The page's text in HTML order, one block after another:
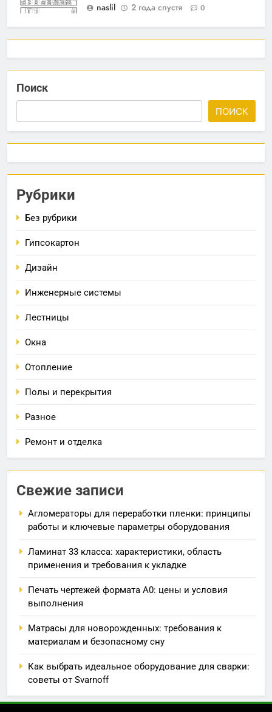
naslil
2 года спустя 0
Поиск
ПОИСК
Рубрики
Без рубрики
Гипсокартон
Дизайн
Инженерные системы
Лестницы
Окна
Отопление
Полы и перекрытия
Разное
Ремонт и отделка
Свежие записи
Агломераторы для переработки пленки: принципы
работы и ключевые параметры оборудования
Ламинат 33 класса: характеристики, область
применения и требования к укладке
Печать чертежей формата А0: цены и условия
выполнения
Матрасы для новорожденных: требования к
материалам и безопасному сну
Как выбрать идеальное оборудование для сварки:
советы от Svarnoff